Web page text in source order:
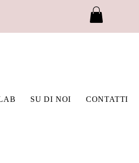
SU DI NOI CONTATTI